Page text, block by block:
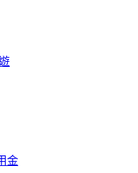
金